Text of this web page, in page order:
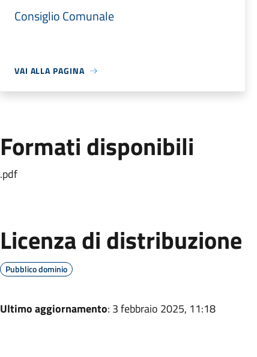
Consiglio Comunale
VAI ALLA PAGINA
Formati disponibili
.pdf
Licenza di distribuzione
Pubblico dominio
Ultimo aggiornamento: 3 febbraio 2025, 11:18